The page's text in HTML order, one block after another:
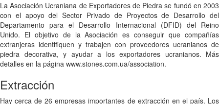
La Asociación Ucraniana de Exportadores de Piedra se fundó en 2003
con el apoyo del Sector Privado de Proyectos de Desarrollo del
Departamento para el Desarrollo Internacional (DFID) del Reino
Unido. El objetivo de la Asociación es conseguir que compañías
extranjeras identifiquen y trabajen con proveedores ucranianos de
piedra decorativa, y ayudar a los exportadores ucranianos. Más
detalles en la página www.stones.com.ua/association.
Extracción
Hay cerca de 26 empresas importantes de extracción en el país. Los